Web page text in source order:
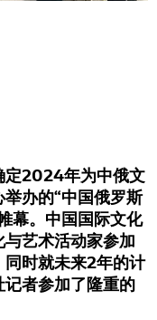
定2024年为中俄文
办的“中国俄罗斯
幕。中国国际文化
艺术活动家参加
时就未来2年的计
者参加了隆重的